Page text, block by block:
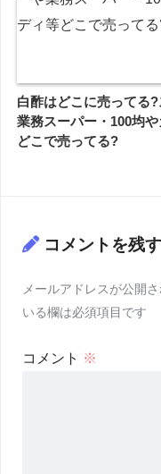
白酢はどこに売ってる
業務スーパー・100均
どこで売ってる?
コメントを残す
メールアドレスが公開
いる欄は必須項目です
コメント ※